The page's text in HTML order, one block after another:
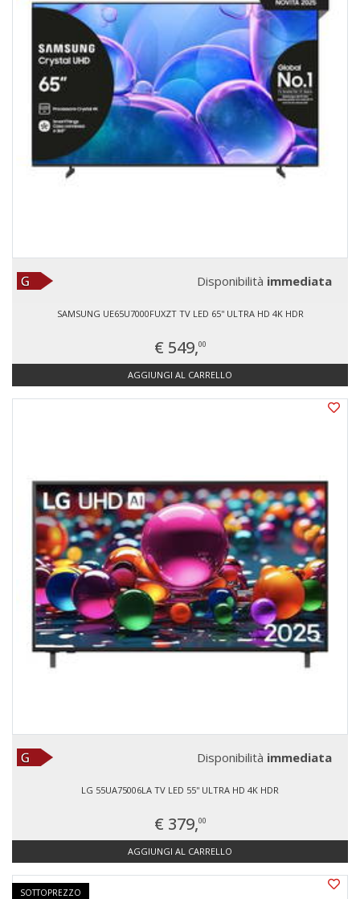
Disponibilità immediata
SAMSUNG UE65U7000FUXZT TV LED 65'' ULTRA HD 4K HDR
€ 549,00
AGGIUNGI AL CARRELLO
Disponibilità immediata
LG 55UA75006LA TV LED 55'' ULTRA HD 4K HDR
€ 379,00
AGGIUNGI AL CARRELLO
SOTTOPREZZO